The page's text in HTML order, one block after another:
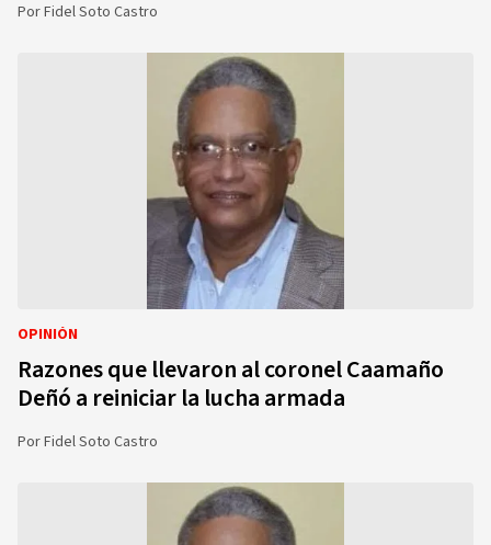
PorFidel Soto Castro
OPINIÓN
Razones que llevaron al coronel Caamaño
Deñó a reiniciar la lucha armada
PorFidel Soto Castro